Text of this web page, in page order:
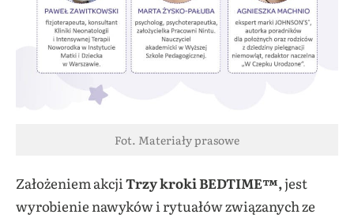
Fot. Materiały prasowe
Założeniem akcjiTrzy kroki BEDTIME™,jest
wyrobienie nawyków i rytuałów związanych ze